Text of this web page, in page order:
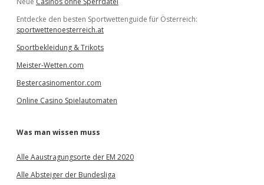
Entdecke den besten Sportwettenguide für Österreich:
sportwettenoesterreich.at
Sportbekleidung & Trikots
Meister-Wetten.com
Bestercasinomentor.com
Online Casino Spielautomaten
Was man wissen muss
Alle Aaustragungsorte der EM 2020
Alle Absteiger der Bundesliga